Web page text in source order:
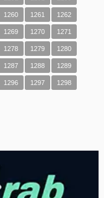
1260 1261 1262
1269 1270 1271
1278 1279 1280
1287 1288 1289
1296 1297 1298